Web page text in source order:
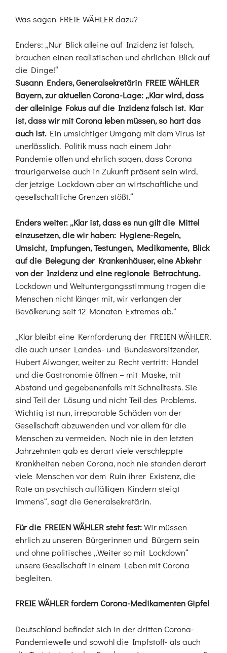
Was sagen FREIE WÄHLER dazu?
Enders: „Nur Blick alleine auf Inzidenz ist falsch,
brauchen einen realistischen und ehrlichen Blick auf
die Dinge!“
Susann Enders, Generalsekretärin FREIE WÄHLER
Bayern, zur aktuellen Corona-Lage: „Klar wird, dass
der alleinige Fokus auf die Inzidenz falsch ist. Klar
ist, dass wir mit Corona leben müssen, so hart das
auch ist.Ein umsichtiger Umgang mit dem Virus ist
unerlässlich. Politik muss nach einem Jahr
Pandemie offen und ehrlich sagen, dass Corona
traurigerweise auch in Zukunft präsent sein wird,
der jetzige Lockdown aber an wirtschaftliche und
gesellschaftliche Grenzen stößt.“
Enders weiter: „Klar ist, dass es nun gilt die Mittel
einzusetzen, die wir haben: Hygiene-Regeln,
Umsicht, Impfungen, Testungen, Medikamente, Blick
auf die Belegung der Krankenhäuser, eine Abkehr
von der Inzidenz und eine regionale Betrachtung.
Lockdown und Weltuntergangsstimmung tragen die
Menschen nicht länger mit, wir verlangen der
Bevölkerung seit 12 Monaten Extremes ab.“
„Klar bleibt eine Kernforderung der FREIEN WÄHLER,
die auch unser Landes- und Bundesvorsitzender,
Hubert Aiwanger, weiter zu Recht vertritt: Handel
und die Gastronomie öffnen – mit Maske, mit
Abstand und gegebenenfalls mit Schnelltests. Sie
sind Teil der Lösung und nicht Teil des Problems.
Wichtig ist nun, irreparable Schäden von der
Gesellschaft abzuwenden und vor allem für die
Menschen zu vermeiden. Noch nie in den letzten
Jahrzehnten gab es derart viele verschleppte
Krankheiten neben Corona, noch nie standen derart
viele Menschen vor dem Ruin ihrer Existenz, die
Rate an psychisch auffälligen Kindern steigt
immens“, sagt die Generalsekretärin.
Für die FREIEN WÄHLER steht fest:Wir müssen
ehrlich zu unseren Bürgerinnen und Bürgern sein
und ohne politisches „Weiter so mit Lockdown“
unsere Gesellschaft in einem Leben mit Corona
begleiten.
FREIE WÄHLER fordern Corona-Medikamenten Gipfel
Deutschland befindet sich in der dritten Corona-
Pandemiewelle und sowohl die Impfstoff- als auch